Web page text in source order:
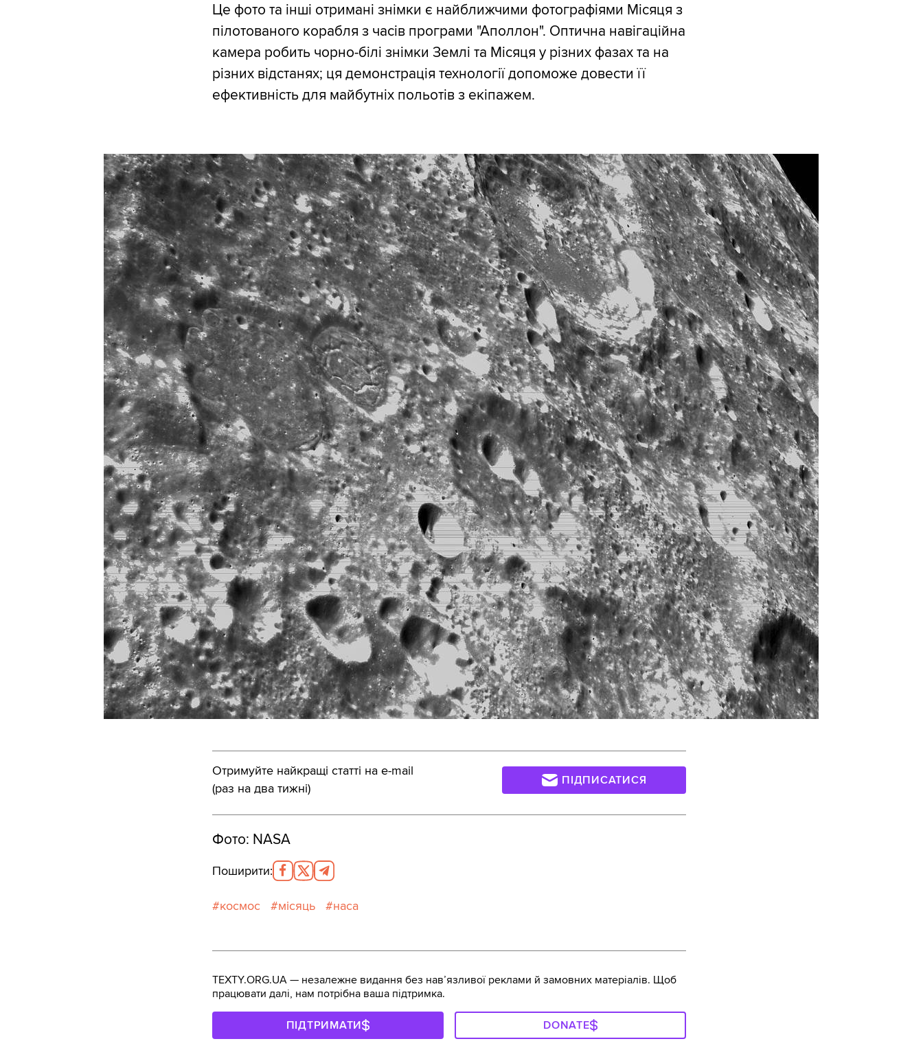
Це фото та інші отримані знімки є найближчими фотографіями Місяця з
пілотованого корабля з часів програми "Аполлон". Оптична навігаційна
камера робить чорно-білі знімки Землі та Місяця у різних фазах та на
різних відстанях; ця демонстрація технології допоможе довести її
ефективність для майбутніх польотів з екіпажем.
Отримуйте найкращі статті на e-mail
(раз на два тижні)
ПІДПИСАТИСЯ
Фото: NASA
Поширити:
космос місяць наса
TEXTY.ORG.UA — незалежне видання без навʼязливої реклами й замовних матеріалів. Щоб
працювати далі, нам потрібна ваша підтримка.
ПІДТРИМАТИ DONATE